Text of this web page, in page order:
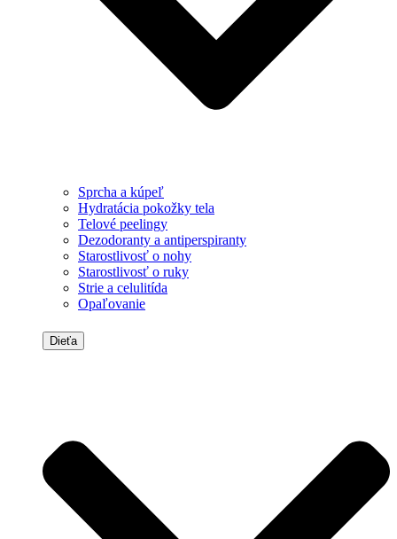
Sprcha a kúpeľ
Hydratácia pokožky tela
Telové peelingy
Dezodoranty a antiperspiranty
Starostlivosť o nohy
Starostlivosť o ruky
Strie a celulitída
Opaľovanie
Dieťa